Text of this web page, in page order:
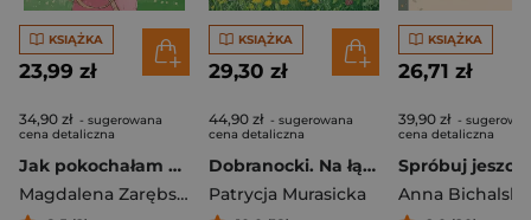
KSIĄŻKA
23,99 zł
34,90 zł - sugerowana
cena detaliczna
Jak pokochałam hobby horse
Magdalena Zarębska
KSIĄŻKA
29,30 zł
44,90 zł - sugerowana
cena detaliczna
Dobranocki. Na łące
Patrycja Murasicka
KSIĄŻKA
26,71 zł
39,90 zł -
cena detaliczna
Anna Bichalska